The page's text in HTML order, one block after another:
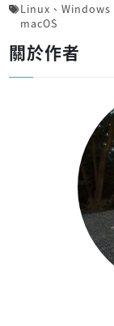
Linux 、 Windows
macOS
關於作者